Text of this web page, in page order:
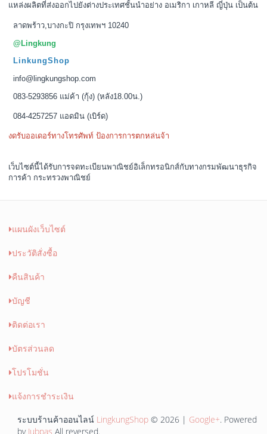
แหล่งผลิตที่ส่งออกไปยังต่างประเทศชั้นนำอย่าง อเมริกา เกาหลี ญี่ปุ่น เป็นต้น
ลาดพร้าว,บางกะปิ กรุงเทพฯ 10240
@Lingkung
LinkungShop
info@lingkungshop.com
083-5293856 แม่ค้า (กุ้ง) (หลัง18.00น.)
084-4257257 แอดมิน (เบิร์ด)
งดรับออเดอร์ทางโทรศัพท์ ป้องการการตกหล่นจ้า
เว็บไซต์นี้ได้รับการจดทะเบียนพาณิชย์อิเล็กทรอนิกส์กับทางกรมพัฒนาธุรกิจ
การค้า กระทรวงพาณิชย์
แผนผังเว็บไซต์
ประวัติสั่งซื้อ
คืนสินค้า
บัญชี
ติดต่อเรา
บัตรส่วนลด
โปรโมชั่น
แจ้งการชำระเงิน
ระบบร้านค้าออนไลน์ LingkungShop © 2026 | Google+. Powered
by Jubpas All reversed.